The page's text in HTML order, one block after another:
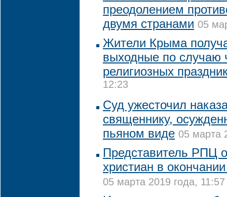
преодолением
двумя странами 05
Жители Крыма
выходные по случаю
религиозных
12:23
Суд ужесточил
священнику,
пьяном виде 05 марта
Представитель РПЦ
христиан в
05 марта 2019 года, 11:57